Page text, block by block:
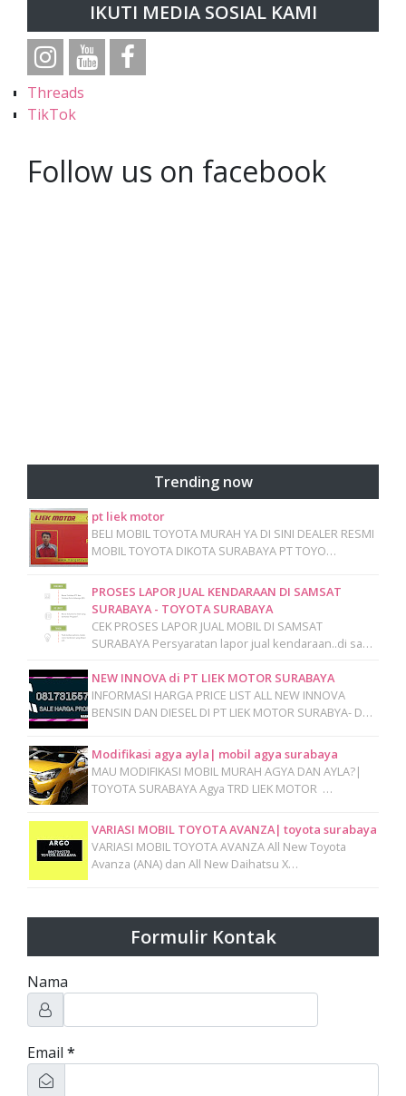
IKUTI MEDIA SOSIAL KAMI
Threads
TikTok
Follow us on facebook
Trending now
pt liek motor
BELI MOBIL TOYOTA MURAH YA DI SINI DEALER RESMI
MOBIL TOYOTA DIKOTA SURABAYA PT TOYO…
PROSES LAPOR JUAL KENDARAAN DI SAMSAT
SURABAYA - TOYOTA SURABAYA
CEK PROSES LAPOR JUAL MOBIL DI SAMSAT
SURABAYA Persyaratan lapor jual kendaraan..di sa…
NEW INNOVA di PT LIEK MOTOR SURABAYA
INFORMASI HARGA PRICE LIST ALL NEW INNOVA
BENSIN DAN DIESEL DI PT LIEK MOTOR SURABYA- D…
Modifikasi agya ayla| mobil agya surabaya
MAU MODIFIKASI MOBIL MURAH AGYA DAN AYLA?|
TOYOTA SURABAYA Agya TRD LIEK MOTOR …
VARIASI MOBIL TOYOTA AVANZA| toyota surabaya
VARIASI MOBIL TOYOTA AVANZA All New Toyota
Avanza (ANA) dan All New Daihatsu X…
Formulir Kontak
Nama
Email *